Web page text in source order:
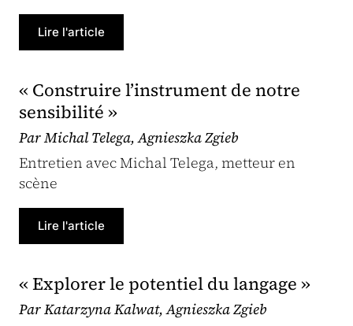
Lire l'article
« Construire l’instrument de notre
sensibilité »
Par Michal Telega, Agnieszka Zgieb
Entretien avec Michal Telega, metteur en
scène
Lire l'article
« Explorer le potentiel du langage »
Par Katarzyna Kalwat, Agnieszka Zgieb